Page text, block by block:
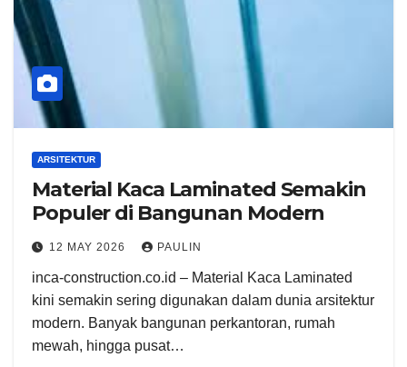
ARSITEKTUR
Material Kaca Laminated Semakin
Populer di Bangunan Modern
12 MAY 2026 PAULIN
inca-construction.co.id – Material Kaca Laminated
kini semakin sering digunakan dalam dunia arsitektur
modern. Banyak bangunan perkantoran, rumah
mewah, hingga pusat…